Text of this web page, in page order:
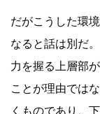
だがこうした環
なると話は別だ
力を握る上層部
ことが理由では
くものであり、